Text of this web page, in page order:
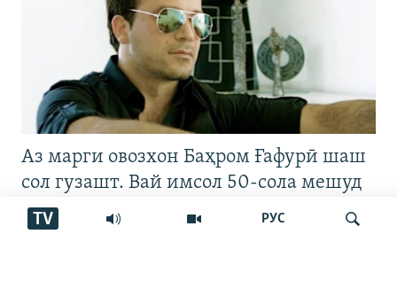
РУС
TV
Аз марги овозхон Баҳром Ғафурӣ шаш
сол гузашт. Вай имсол 50-сола мешуд